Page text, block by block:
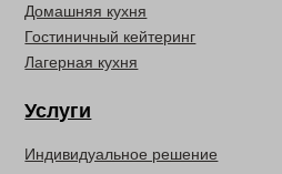
Домашняя кухня
Гостиничный кейтеринг
Лагерная кухня
Услуги
Индивидуальное решение